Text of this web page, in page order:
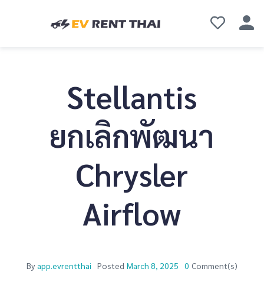
Stellantis
ยกเลิกพัฒนา
Chrysler
Airflow
By app.evrentthai Posted March 8, 2025 0 Comment(s)